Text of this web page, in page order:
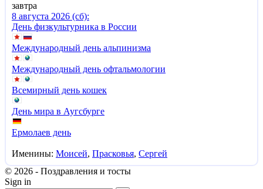
завтра
8 августа 2026 (сб):
День физкультурника в России
Международный день альпинизма
Международный день офтальмологии
Всемирный день кошек
День мира в Аугсбурге
Ермолаев день
Именины: Моисей, Прасковья, Сергей
© 2026 - Поздравления и тосты
Sign in